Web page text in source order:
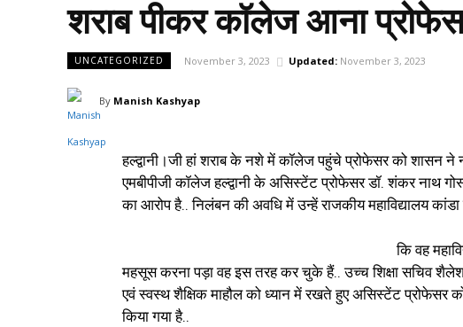
शराब पीकर कॉलेज आना
UNCATEGORIZED November 3, 2023 Updated: November 3, 2023
By Manish Kashyap
हल्द्वानी।जी हां शराब के नशे में कॉलेज पहुंचे प्रोफेसर को शासन
एमबीपीजी कॉलेज हल्द्वानी के असिस्टेंट प्रोफेसर डॉ. शंकर नाथ
का आरोप है.. निलंबन की अवधि में उन्हें राजकीय महाविद्यालय
कि वह
महसूस करना पड़ा वह इस तरह कर चुके हैं.. उच्च शिक्षा सचिव
एवं स्वस्थ शैक्षिक माहौल को ध्यान में रखते हुए असिस्टेंट प्रोफेसर
किया गया है..